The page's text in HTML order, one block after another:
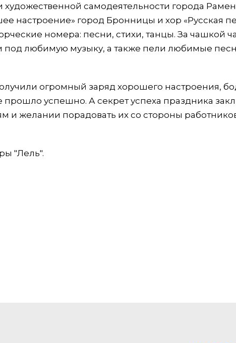
художественной самодеятельности города
настроение» город Бронницы и хор «Русская
номера: песни, стихи, танцы. За чашкой
под любимую музыку, а также пели любимые
огромный заряд хорошего настроения,
успешно. А секрет успеха праздника
желании порадовать их со стороны
"Лель".